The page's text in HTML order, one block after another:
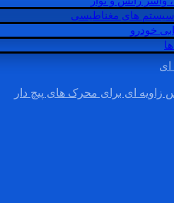
سیستم های مغناطیسی
خودرو
ای
ای برای محرک های پیچ دار